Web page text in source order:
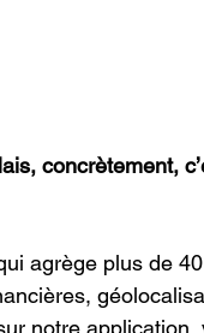
concrètement,
agrège plus de
notre application,